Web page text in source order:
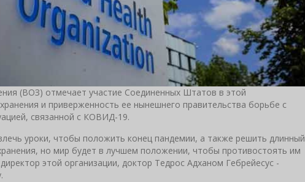
(ВОЗ) отмечает участие Соединенных Штатов в этой
и приверженность ее нынешнего правительства борьбе с
связанной с КОВИД-19.
уроки, чтобы положить конец пандемии, а также решить длинный
но мир будет в лучшем положении, чтобы противостоять им
этой организации, доктор Тедрос Адханом Гебрейесус -